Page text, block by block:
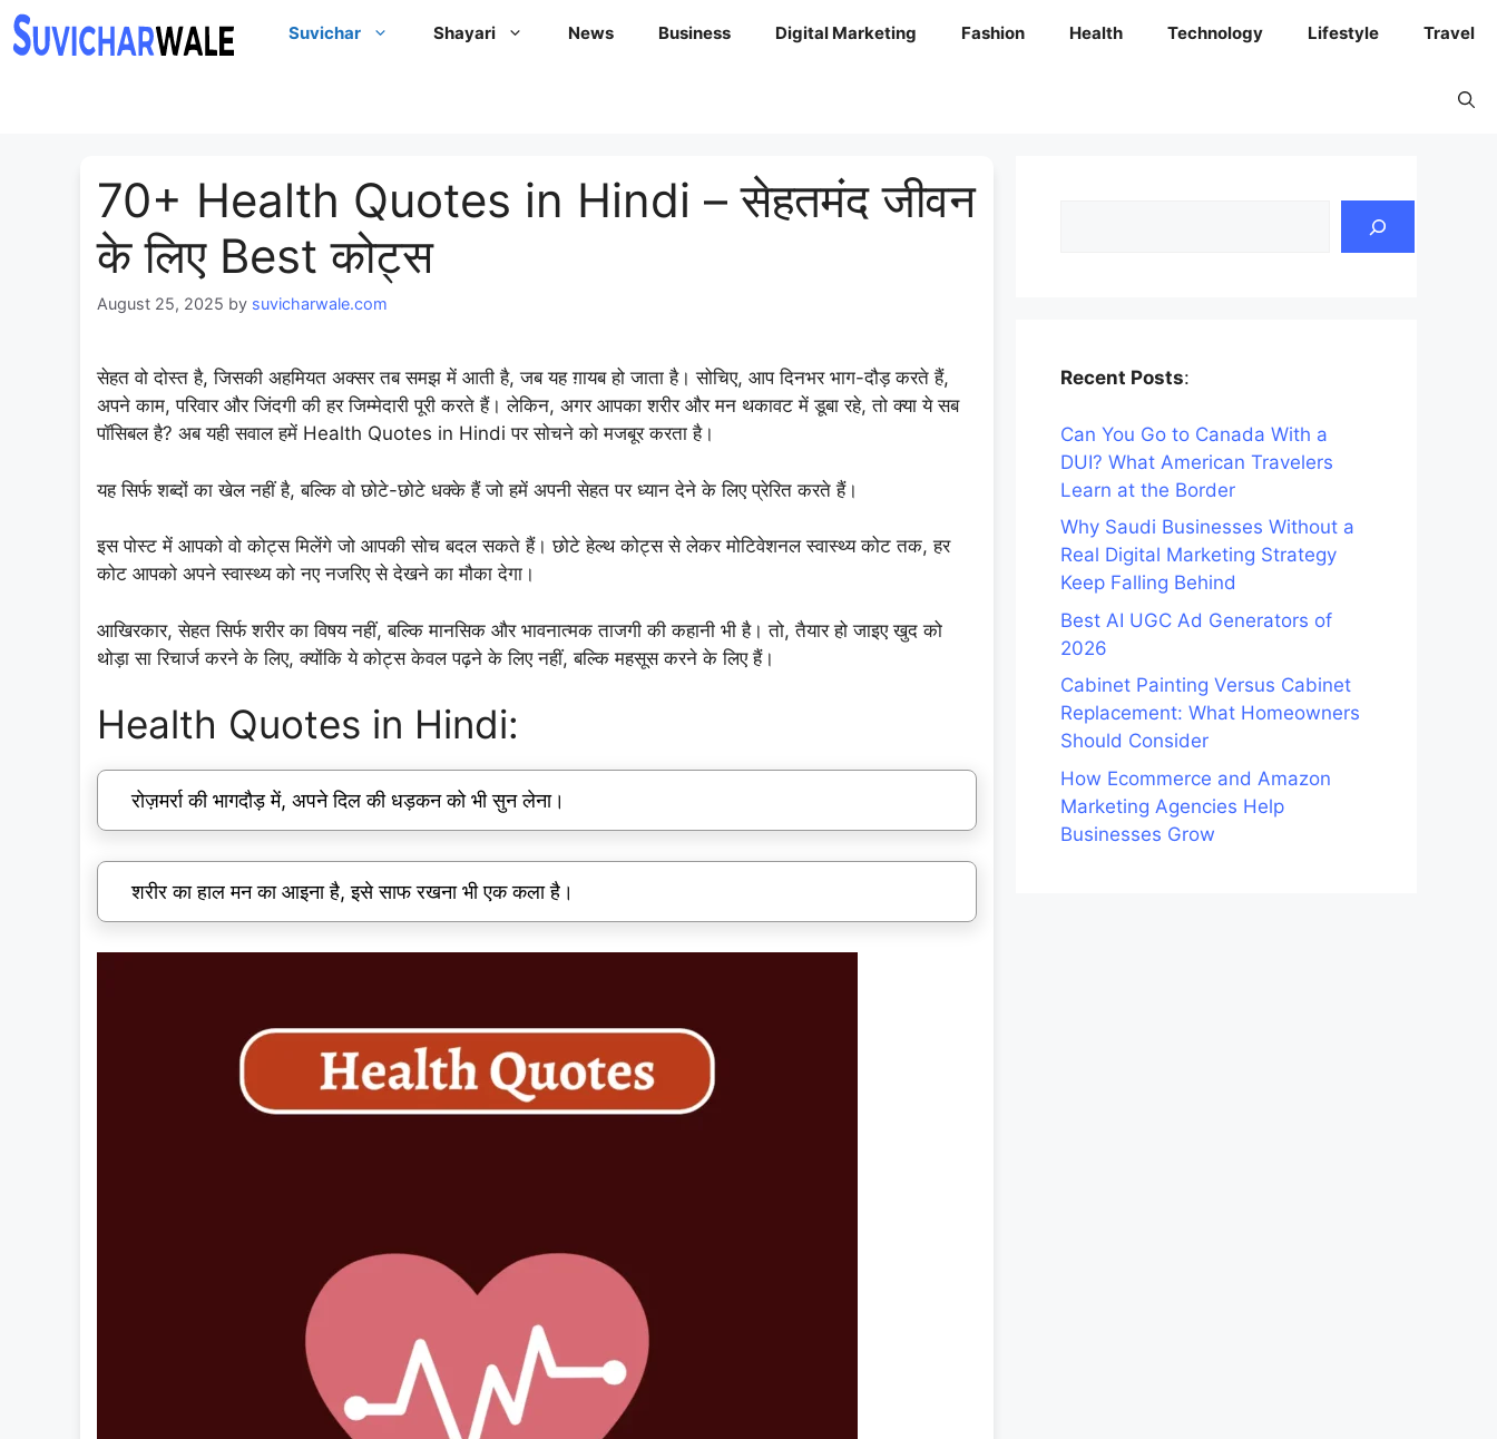
Skip
to
Suvichar Shayari News Business Digital Marketing Fashion Health Technology Lifestyle Travel
70+ Health Quotes in Hindi – सेहतमंद जीवन
के लिए Best कोट्स
August 25, 2025 by suvicharwale.com
सेहत वो दोस्त है, जिसकी अहमियत अक्सर तब समझ में आती है, जब यह ग़ायब हो जाता है। सोचिए, आप दिनभर भाग-दौड़ करते हैं,
अपने काम, परिवार और जिंदगी की हर जिम्मेदारी पूरी करते हैं। लेकिन, अगर आपका शरीर और मन थकावट में डूबा रहे, तो क्या ये सब
पॉसिबल है? अब यही सवाल हमें Health Quotes in Hindi पर सोचने को मजबूर करता है।
यह सिर्फ शब्दों का खेल नहीं है, बल्कि वो छोटे-छोटे धक्के हैं जो हमें अपनी सेहत पर ध्यान देने के लिए प्रेरित करते हैं।
इस पोस्ट में आपको वो कोट्स मिलेंगे जो आपकी सोच बदल सकते हैं। छोटे हेल्थ कोट्स से लेकर मोटिवेशनल स्वास्थ्य कोट तक, हर
कोट आपको अपने स्वास्थ्य को नए नजरिए से देखने का मौका देगा।
आखिरकार, सेहत सिर्फ शरीर का विषय नहीं, बल्कि मानसिक और भावनात्मक ताजगी की कहानी भी है। तो, तैयार हो जाइए खुद को
थोड़ा सा रिचार्ज करने के लिए, क्योंकि ये कोट्स केवल पढ़ने के लिए नहीं, बल्कि महसूस करने के लिए हैं।
Health Quotes in Hindi:
रोज़मर्रा की भागदौड़ में, अपने दिल की धड़कन को भी सुन लेना।
शरीर का हाल मन का आइना है, इसे साफ रखना भी एक कला है।
Recent Posts:
Can You Go to Canada With a
DUI? What American Travelers
Learn at the Border
Why Saudi Businesses Without a
Real Digital Marketing Strategy
Keep Falling Behind
Best AI UGC Ad Generators of
2026
Cabinet Painting Versus Cabinet
Replacement: What Homeowners
Should Consider
How Ecommerce and Amazon
Marketing Agencies Help
Businesses Grow